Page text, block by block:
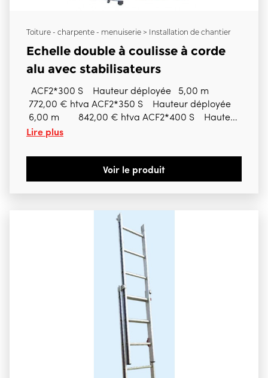
Toiture - charpente - menuiserie > Installation de chantier
Echelle double à coulisse à corde
alu avec stabilisateurs
ACF2*300 S Hauteur déployée 5,00 m
772,00 € htva ACF2*350 S Hauteur déployée
6,00 m 842,00 € htva ACF2*400 S Hauteur
déployée 7,00 m 984,00 € htva ACF2*450 S
ACF2*500 S Hauteur déployée 8,75 m
1.166,00 € htva ACF2*550 S Hauteur déployée
9,75 m 1.25300 € htva ACF2*600 S Hauteur
Lire plus
Voir le produit